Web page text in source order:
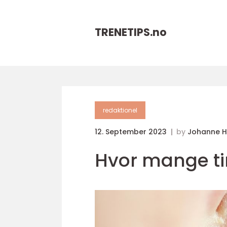
TRENETIPS.no
redaktionel
12. September 2023 by Johanne
Hvor mange